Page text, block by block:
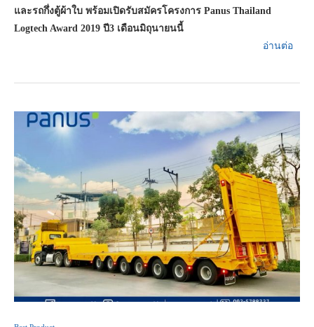
และรถกึ่งตู้ผ้าใบ พร้อมเปิดรับสมัครโครงการ Panus Thailand
Logtech Award 2019 ปี3 เดือนมิถุนายนนี้
อ่านต่อ